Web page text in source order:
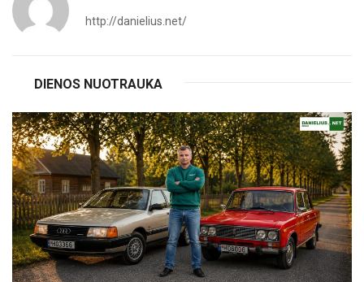
http://danielius.net/
DIENOS NUOTRAUKA